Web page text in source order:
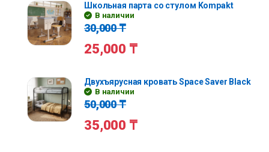
Школьная парта со стулом Kompakt
В наличии
30,000₸
25,000 ₸
Двухъярусная кровать Space Saver Black
В наличии
50,000₸
35,000 ₸